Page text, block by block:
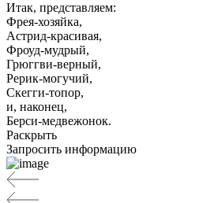
Итак, представляем:
Фрeя-хозяйка,
Астрид-красивая,
Фроуд-мудрый,
Грюггви-верный,
Рерик-могучий,
Скегги-топор,
и, наконец,
Берси-медвежонок.
Раскрыть
Запросить информацию